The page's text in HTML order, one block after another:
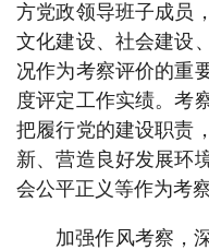
方党政领导班子成员
文化建设、社会建设
况作为考察评价的重
度评定工作实绩。考
把履行党的建设职责
新、营造良好发展环
会公平正义等作为考
加强作风考察，